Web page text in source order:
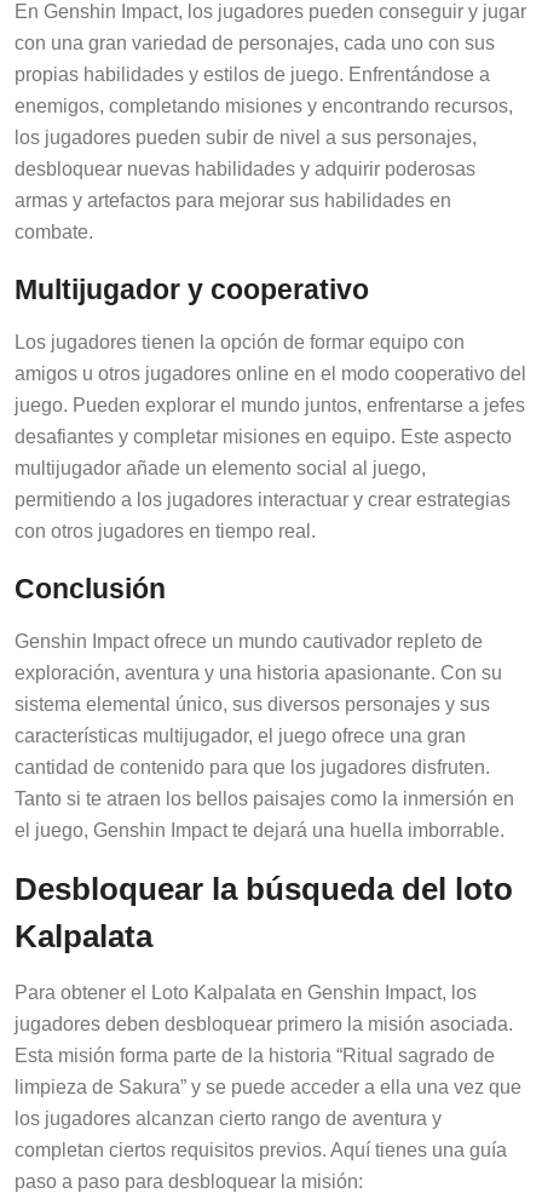
En Genshin Impact, los jugadores pueden conseguir y jugar
con una gran variedad de personajes, cada uno con sus
propias habilidades y estilos de juego. Enfrentándose a
enemigos, completando misiones y encontrando recursos,
los jugadores pueden subir de nivel a sus personajes,
desbloquear nuevas habilidades y adquirir poderosas
armas y artefactos para mejorar sus habilidades en
combate.
Multijugador y cooperativo
Los jugadores tienen la opción de formar equipo con
amigos u otros jugadores online en el modo cooperativo del
juego. Pueden explorar el mundo juntos, enfrentarse a jefes
desafiantes y completar misiones en equipo. Este aspecto
multijugador añade un elemento social al juego,
permitiendo a los jugadores interactuar y crear estrategias
con otros jugadores en tiempo real.
Conclusión
Genshin Impact ofrece un mundo cautivador repleto de
exploración, aventura y una historia apasionante. Con su
sistema elemental único, sus diversos personajes y sus
características multijugador, el juego ofrece una gran
cantidad de contenido para que los jugadores disfruten.
Tanto si te atraen los bellos paisajes como la inmersión en
el juego, Genshin Impact te dejará una huella imborrable.
Desbloquear la búsqueda del loto
Kalpalata
Para obtener el Loto Kalpalata en Genshin Impact, los
jugadores deben desbloquear primero la misión asociada.
Esta misión forma parte de la historia “Ritual sagrado de
limpieza de Sakura” y se puede acceder a ella una vez que
los jugadores alcanzan cierto rango de aventura y
completan ciertos requisitos previos. Aquí tienes una guía
paso a paso para desbloquear la misión: